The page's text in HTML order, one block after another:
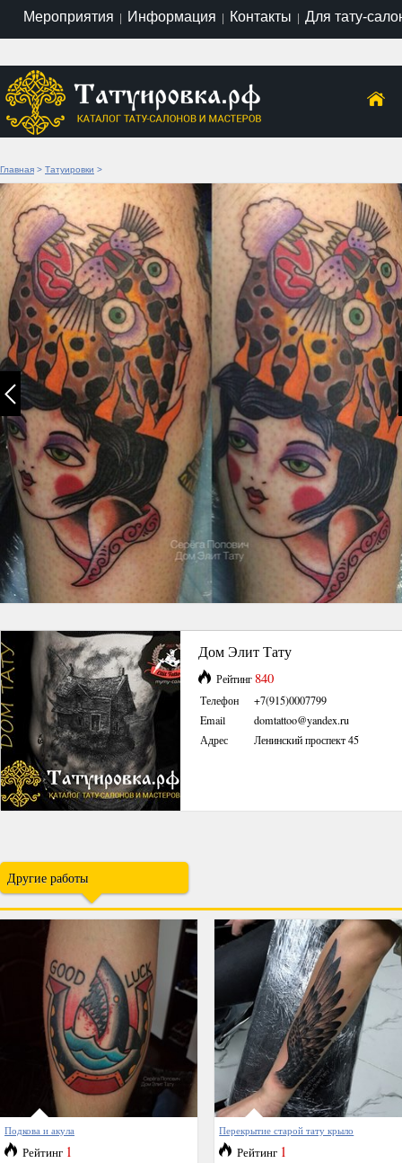
Мероприятия | Информация | Контакты | Для тату-
Главная > Татуировки >
Дом Элит Тату
Рейтинг840
Телефон
+7(915)0007799
Email
domtattoo@yandex.ru
Адрес
Ленинский проспект 45
Другие работы
Подкова и акула
Рейтинг 1
Перекрытие старой тату крыло
Рейтинг 1